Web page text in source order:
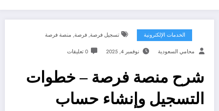
الخدمات الإلكترونية تسجيل فرصة, فرصة, منصة فرصة
محامي السعودية نوفمبر 4, 2025 0 تعليقات
شرح منصة فرصة – خطوات
التسجيل وإنشاء حساب